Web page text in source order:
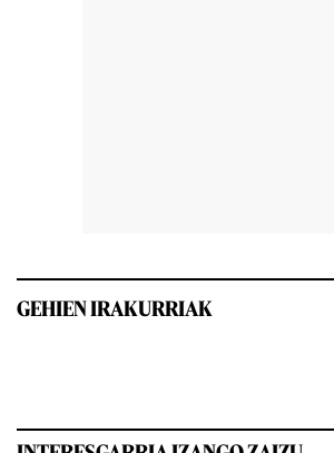
GEHIEN IRAKURRIAK